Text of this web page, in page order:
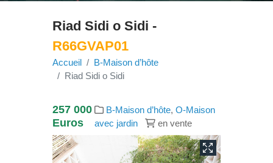
Riad Sidi o Sidi -
R66GVAP01
Accueil
B-Maison d’hôte
Riad Sidi o Sidi
257 000
Euros
B-Maison d’hôte,O-Maison
avec jardin
en vente